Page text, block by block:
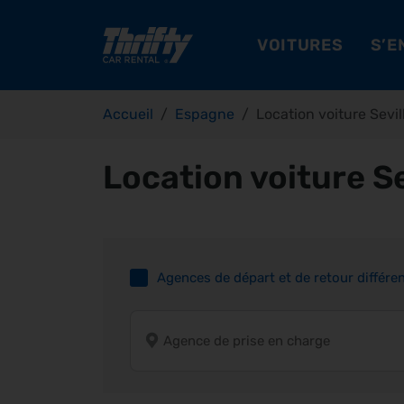
VOITURES
Accueil Espagne Location voiture
Location voiture
Agences de départ et de retour